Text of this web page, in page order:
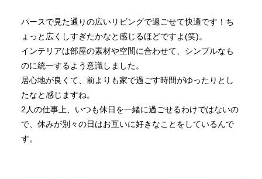
パースで見た通りの広いリビングで過ごせて快適です！ち
ょっと広くしすぎたかなと感じるほどですよ(笑)。
インテリアは部屋の素材や空間に合わせて、シンプルなも
のに統一するよう意識しました。
居心地が良くて、前よりも家で過ごす時間がゆったりとし
たなと感じますね。
2人の仕事上、いつも休日を一緒に過ごせるわけではないの
で、休みが別々の日はお互いに好きなことをしているんで
す。